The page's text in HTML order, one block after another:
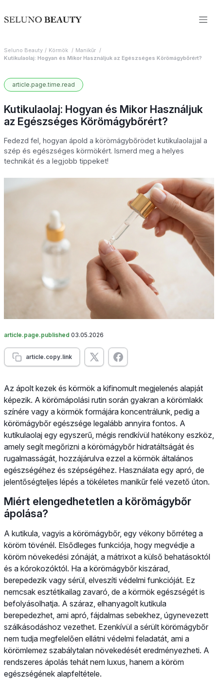
Seluno Beauty Körmök
Manikűr
Kutikulaolaj: Hogyan és Mikor Használjuk az Egészséges Körömágybőrért?
article.page.time.read
Kutikulaolaj: Hogyan és Mikor Használjuk
az Egészséges Körömágybőrért?
Fedezd fel, hogyan ápold a körömágybőrödet kutikulaolajjal a
szép és egészséges körmökért. Ismerd meg a helyes
technikát és a legjobb tippeket!
article.page.published 03.05.2026
article.copy.link
Az ápolt kezek és körmök a kifinomult megjelenés alapját
képezik. A körömápolási rutin során gyakran a körömlakk
színére vagy a körmök formájára koncentrálunk, pedig a
körömágybőr egészsége legalább annyira fontos. A
kutikulaolaj egy egyszerű, mégis rendkívül hatékony eszköz,
amely segít megőrizni a körömágybőr hidratáltságát és
rugalmasságát, hozzájárulva ezzel a körmök általános
egészségéhez és szépségéhez. Használata egy apró, de
jelentőségteljes lépés a tökéletes manikűr felé vezető úton.
Miért elengedhetetlen a körömágybőr
ápolása?
A kutikula, vagyis a körömágybőr, egy vékony bőrréteg a
köröm tövénél. Elsődleges funkciója, hogy megvédje a
köröm növekedési zónáját, a mátrixot a külső behatásoktól
és a kórokozóktól. Ha a körömágybőr kiszárad,
berepedezik vagy sérül, elveszíti védelmi funkcióját. Ez
nemcsak esztétikailag zavaró, de a körmök egészségét is
befolyásolhatja. A száraz, elhanyagolt kutikula
berepedezhet, ami apró, fájdalmas sebekhez, úgynevezett
szálkásodáshoz vezethet. Ezenkívül a sérült körömágybőr
nem tudja megfelelően ellátni védelmi feladatát, ami a
körömlemez szabálytalan növekedését eredményezheti. A
rendszeres ápolás tehát nem luxus, hanem a köröm
egészségének alapfeltétele.